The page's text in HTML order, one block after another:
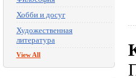
Хобби и досуг
Художественная
литература
View All